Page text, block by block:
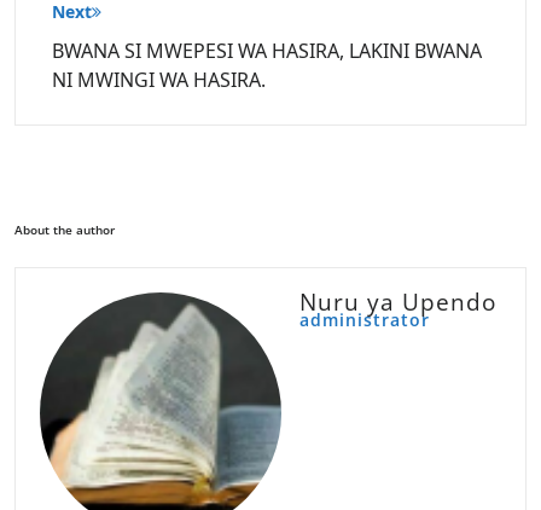
Next
BWANA SI MWEPESI WA HASIRA, LAKINI BWANA
NI MWINGI WA HASIRA.
About the author
Nuru ya Upendo
administrator